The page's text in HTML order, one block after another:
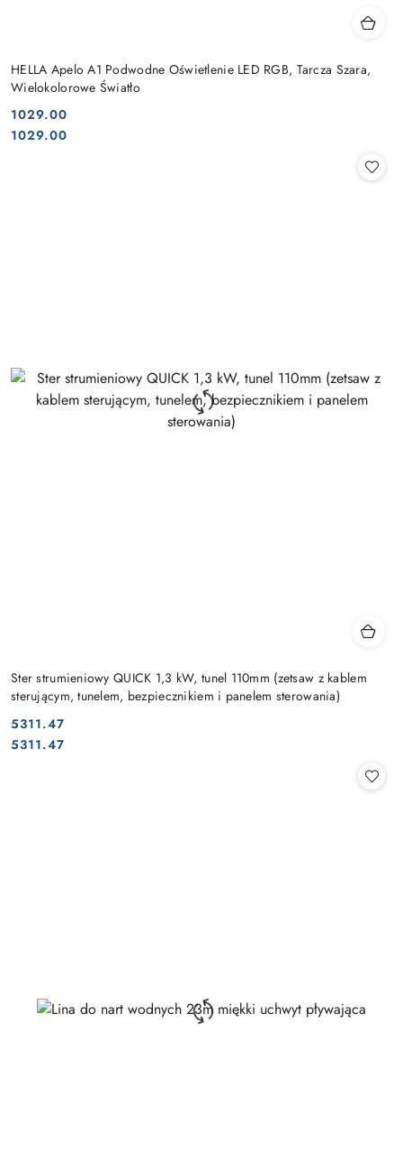
HELLA Apelo A1 Podwodne Oświetlenie LED RGB, Tarcza Szara,
Wielokolorowe Światło
Cena:
1029.00
Cena:
1029.00
Ster strumieniowy QUICK 1,3 kW, tunel 110mm (zetsaw z kablem
sterującym, tunelem, bezpiecznikiem i panelem sterowania)
Cena:
5311.47
Cena:
5311.47